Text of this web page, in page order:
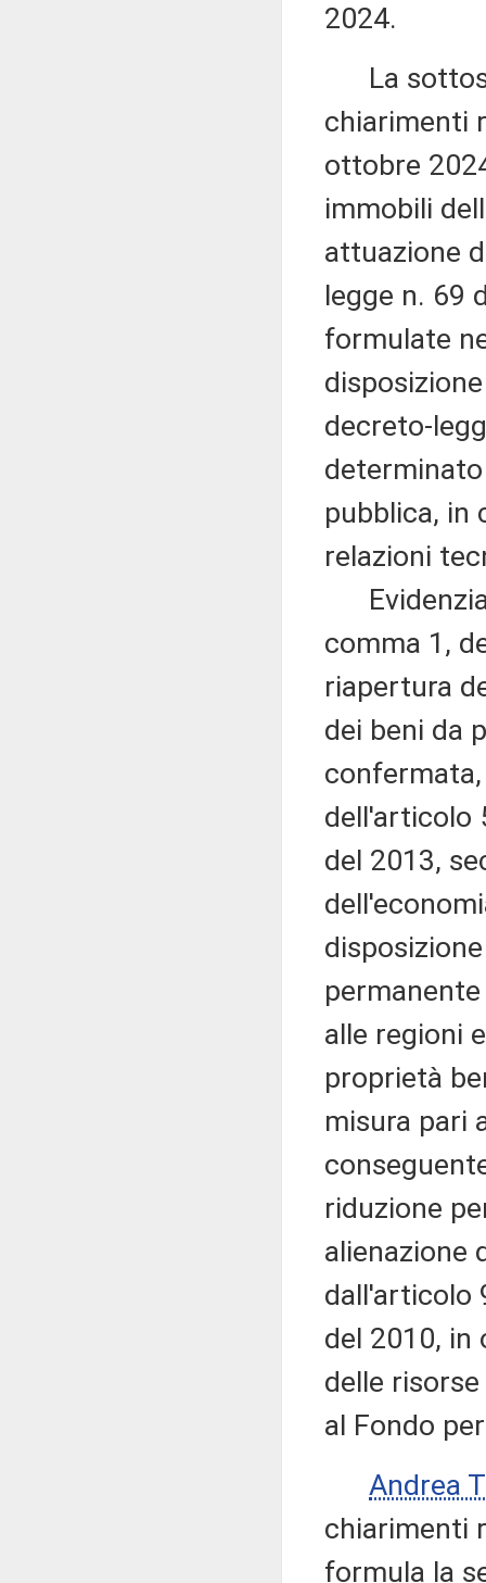
2024.
La
chiarimenti
ottobre
immobili
attuazione
legge n. 69
formulate
decreto-
pubblica, in
relazioni
comma 1,
riapertura
dei beni da
dell'articolo
del 2013,
alle regioni
proprietà
misura pari
riduzione
alienazione
dall'articolo
del 2010, in
delle
al Fondo
Andrea
chiarimenti
formula la